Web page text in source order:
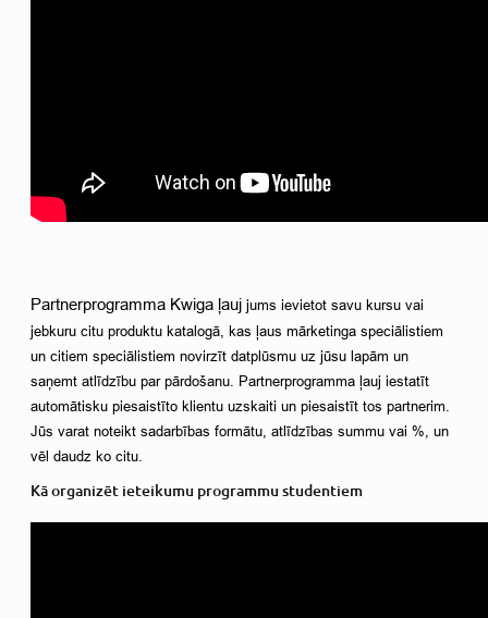
Partnerprogramma Kwiga ļauj jums ievietot savu kursu vai
jebkuru citu produktu katalogā, kas ļaus mārketinga speciālistiem
un citiem speciālistiem novirzīt datplūsmu uz jūsu lapām un
saņemt atlīdzību par pārdošanu. Partnerprogramma ļauj iestatīt
automātisku piesaistīto klientu uzskaiti un piesaistīt tos partnerim.
Jūs varat noteikt sadarbības formātu, atlīdzības summu vai %, un
vēl daudz ko citu.
Kā organizēt ieteikumu programmu studentiem